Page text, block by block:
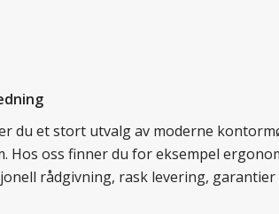
du et stort utvalg av moderne
oss finner du for eksempel
rådgivning, rask levering,